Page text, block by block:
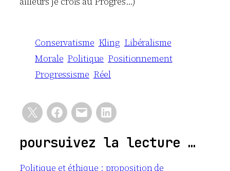
Conservatisme Kling Libéralisme
Morale Politique Positionnement
Progressisme Réel
poursuivez la lecture …
Politique et éthique : proposition de